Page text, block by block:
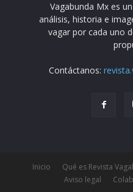
Vagabunda Mx es
análisis, historia e
vagar por cada uno
Contáctanos:
Inicio Qué es Revista
Aviso legal